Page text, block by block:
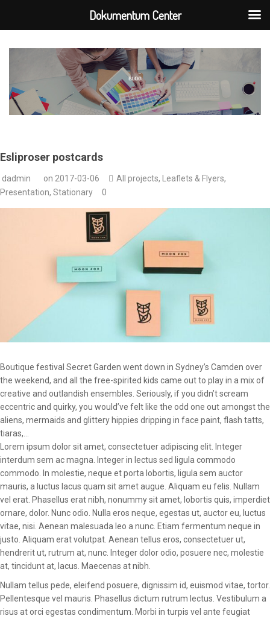
Esliproser postcards
dadmin on 2017-03-06 All projects, Leaflets & Flyers,
Presentation, Stationary 0
Boutique festival Secret Garden went down in Sydney’s Camden over
the weekend, and all the free-spirited kids came out to play in a mix of
creative and outlandish ensembles. Seriously, if you didn’t scream
eccentric and quirky, you would’ve felt like the odd one out amongst the
aliens, mermaids and glittery hippies dripping in face paint, flash tatts,
tiaras,…
Lorem ipsum dolor sit amet, consectetuer adipiscing elit. Integer
interdum sem ac magna. Integer in lectus sed ligula commodo
commodo. In molestie, neque et porta lobortis, ligula sem auctor
mauris, a luctus lacus quam sit amet augue. Aliquam eu felis. Nullam
vel erat. Phasellus erat nibh, nonummy sit amet, lobortis quis, imperdiet
ornare, dolor. Nunc odio. Nulla eros neque, egestas ut, auctor eu, luctus
vitae, nisi. Aenean malesuada leo a nunc. Etiam fermentum neque in
justo. Aliquam erat volutpat. Aenean tellus eros, consectetuer ut,
hendrerit ut, rutrum at, nunc. Integer dolor odio, posuere nec, molestie
at, tincidunt at, lacus. Maecenas at nibh.
Nullam tellus pede, eleifend posuere, dignissim id, euismod vitae, tortor.
Pellentesque vel mauris. Phasellus dictum rutrum lectus. Vestibulum a
risus at orci egestas condimentum. Morbi in turpis vel ante feugiat
Dokumentum Center